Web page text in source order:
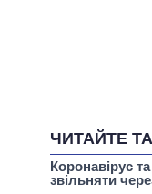
ЧИТАЙТЕ
Коронавірус
звільняти